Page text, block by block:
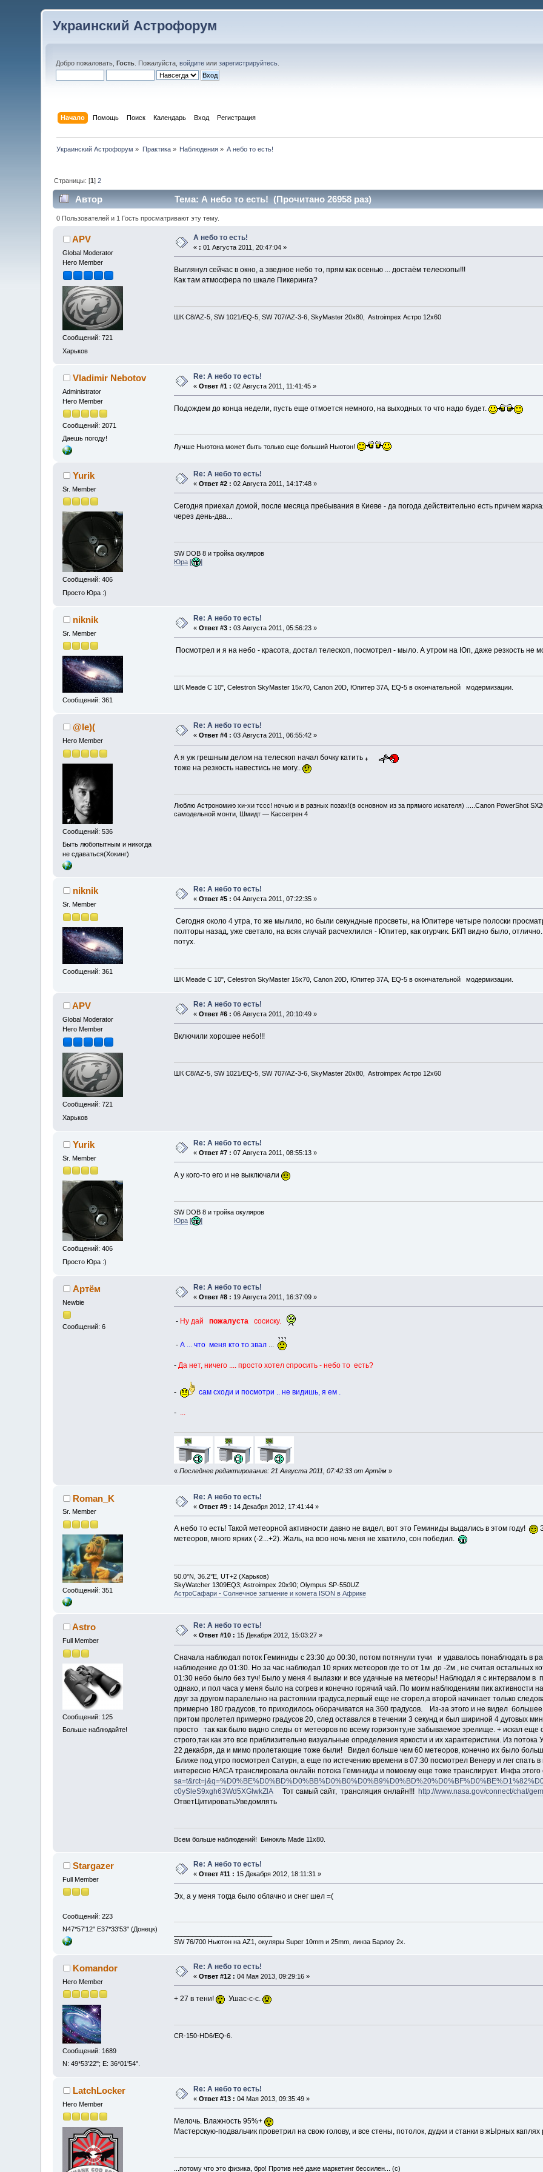
Украинский Астрофорум
Добро пожаловать,Гость . Пожалуйста,войдите илизарегистрируйтесь
Начало Помощь Поиск Календарь Вход Регистрация
Украинский Астрофорум » Практика» Наблюдения » А небо то есть!
Страницы: [1]2
Автор Тема: А небо то есть! (Прочитано 26958 раз)
0 Пользователей и 1 Гость просматривают эту тему.
APV
Global Moderator
Hero Member
Сообщений: 721
Харьков
А небо то есть!
« : 01 Августа 2011, 20:47:04 »
Выглянул сейчас в окно, а зведное небо то, прям как осенью ... достаём телескопы!!!
Как там атмосфера по шкале Пикеринга?
ШК С8/AZ-5, SW 1021/EQ-5, SW 707/AZ-3-6, SkyMaster 20x80, Astroimpex Астро 12х60
Vladimir Nebotov
Administrator
Hero Member
Сообщений: 2071
Даешь погоду!
Re: А небо то есть!
«Ответ #1 : 02 Августа 2011, 11:41:45 »
Подождем до конца недели, пусть еще отмоется немного, на выходных то что надо будет.
Лучше Ньютона может быть только еще больший Ньютон!
Yurik
Sr. Member
Сообщений: 406
Просто Юра :)
Re: А небо то есть!
«Ответ #2 : 02 Августа 2011, 14:17:48 »
Сегодня приехал домой, после месяца пребывания в Киеве - да погода действительно есть причем
через день-два...
SW DOB 8 и тройка окуляров
Юра [ ]
niknik
Sr. Member
Сообщений: 361
Re: А небо то есть!
«Ответ #3 : 03 Августа 2011, 05:56:23 »
Посмотрел и я на небо - красота, достал телескоп, посмотрел - мыло. А утром на Юп, даже резкость не
ШК Meade С 10", Celestron SkyMaster 15x70, Canon 20D, Юпитер 37А, EQ-5 в окончательной модермизации.
@le)(
Hero Member
Сообщений: 536
Быть любопытным и никогда
не сдаваться(Хокинг)
Re: А небо то есть!
«Ответ #4 : 03 Августа 2011, 06:55:42 »
А я уж грешным делом на телескоп начал бочку катить
тоже на резкость навестись не могу..
Люблю Астрономию хи-хи тссс! ночью и в разных позах!(в основном из за прямого искателя) .....Canon PowerShot
самодельной монти, Шмидт — Кассегрен 4
niknik
Sr. Member
Сообщений: 361
Re: А небо то есть!
«Ответ #5 : 04 Августа 2011, 07:22:35 »
Сегодня около 4 утра, то же мылило, но были секундные просветы, на Юпитере четыре полоски
полторы назад, уже светало, на всяк случай расчехлился - Юпитер, как огурчик. БКП видно было,
потух.
ШК Meade С 10", Celestron SkyMaster 15x70, Canon 20D, Юпитер 37А, EQ-5 в окончательной модермизации.
APV
Global Moderator
Hero Member
Сообщений: 721
Харьков
Re: А небо то есть!
«Ответ #6 : 06 Августа 2011, 20:10:49 »
Включили хорошее небо!!!
ШК С8/AZ-5, SW 1021/EQ-5, SW 707/AZ-3-6, SkyMaster 20x80, Astroimpex Астро 12х60
Yurik
Sr. Member
Сообщений: 406
Просто Юра :)
Re: А небо то есть!
«Ответ #7 : 07 Августа 2011, 08:55:13 »
А у кого-то его и не выключали
SW DOB 8 и тройка окуляров
Юра [ ]
Артём
Newbie
Сообщений: 6
Re: А небо то есть!
«Ответ #8 : 19 Августа 2011, 16:37:09 »
- Ну дай пожалуста сосиску.
-А ... что меня кто то звал ...
- Да нет, ничего .... просто хотел спросить - небо то есть?
- сам сходи и посмотри .. не видишь, я ем .
- ...
« Последнее редактирование: 21 Августа 2011, 07:42:33 от Артём»
Roman_K
Sr. Member
Сообщений: 351
Re: А небо то есть!
«Ответ #9 : 14 Декабря 2012, 17:41:44 »
А небо то есть! Такой метеорной активности давно не видел, вот это Геминиды выдались в этом году!
метеоров, много ярких (-2...+2). Жаль, на всю ночь меня не хватило, сон победил.
50.0°N, 36.2°E, UT+2 (Харьков)
SkyWatcher 1309EQ3; Astroimpex 20х90; Olympus SP-550UZ
АстроСафари - Солнечное затмение и комета ISON в Африке
Astro
Full Member
Сообщений: 125
Больше наблюдайте!
Re: А небо то есть!
«Ответ #10 : 15 Декабря 2012, 15:03:27 »
Сначала наблюдал поток Геминиды с 23:30 до 00:30, потом потянули тучи и удавалось понаблюдать в
наблюдение до 01:30. Но за час наблюдал 10 ярких метеоров где то от 1м до -2м , не считая остальных
01:30 небо было без туч! Было у меня 4 вылазки и все удачные на метеоры! Наблюдал я с интервалом в
однако, и пол часа у меня было на согрев и конечно горячий чай. По моим наблюдениям пик
друг за другом паралельно на растоянии градуса,первый еще не сгорел,а второй начинает только
примерно 180 градусов, то приходилось оборачиватся на 360 градусов. Из-за этого и не видел
притом пролетел примерно градусов 20, след оставался в течении 3 секунд и был шириной 4 дуговых
просто так как было видно следы от метеоров по всему горизонту,не забываемое зрелище. + искал
строго,так как это все приблизительно визуальные определения яркости и их характеристики. Из
22 декабря, да и мимо пролетающие тоже были! Видел больше чем 60 метеоров, конечно их было
Ближе под утро посмотрел Сатурн, а еще по истечению времени в 07:30 посмотрел Венеру и лег спать
интересно НАСА транслировала онлайн потока Геминиды и помоему еще тоже транслирует. Инфа этого
c0ySleS9xgh63Wd5XGlwkZlAТот самый сайт, трансляция онлайн!!! http://www.nasa.gov/connect/chat/
ОтветЦитироватьУведомлять
Всем больше наблюдений! Бинокль Made 11х80.
Stargazer
Full Member
Сообщений: 223
N47*57'12" E37*33'53" (Донецк)
Re: А небо то есть!
«Ответ #11 : 15 Декабря 2012, 18:11:31 »
Эх, а у меня тогда было облачно и снег шел =(
SW 76/700 Ньютон на AZ1, окуляры Super 10mm и 25mm, линза Барлоу 2х.
Komandor
Hero Member
Сообщений: 1689
N: 49*53'22"; E: 36*01'54".
Re: А небо то есть!
«Ответ #12 : 04 Мая 2013, 09:29:16 »
+ 27 в тени! Ушас-с-с.
CR-150-HD6/EQ-6.
LatchLocker
Hero Member
Re: А небо то есть!
«Ответ #13 : 04 Мая 2013, 09:35:49 »
Мелочь. Влажность 95%+
Мастерскую-подвальчик проветрил на свою голову, и все стены, потолок, дудки и станки в жЫрных каплях
...потому что это физика, бро! Против неё даже маркетинг бессилен... (с)